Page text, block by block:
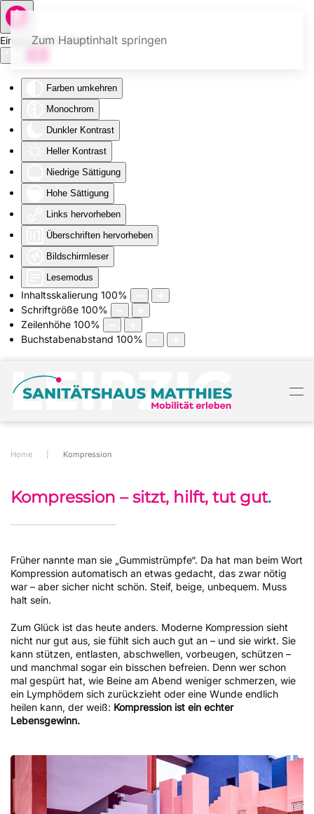
Eingabehilfen öffnen
Farben umkehren
Monochrom
Dunkler Kontrast
Heller Kontrast
Niedrige Sättigung
Hohe Sättigung
Links hervorheben
Überschriften hervorheben
Bildschirmleser
Lesemodus
Inhaltsskalierung 100%
Schriftgröße 100%
Zeilenhöhe 100%
Buchstabenabstand 100%
Zum Hauptinhalt springen
Home Kompression
Kompression – sitzt, hilft, tut gut.
Früher nannte man sie „Gummistrümpfe“. Da hat man beim Wort
Kompression automatisch an etwas gedacht, das zwar nötig
war – aber sicher nicht schön. Steif, beige, unbequem. Muss
halt sein.
Zum Glück ist das heute anders. Moderne Kompression sieht
nicht nur gut aus, sie fühlt sich auch gut an – und sie wirkt. Sie
kann stützen, entlasten, abschwellen, vorbeugen, schützen –
und manchmal sogar ein bisschen befreien. Denn wer schon
mal gespürt hat, wie Beine am Abend weniger schmerzen, wie
ein Lymphödem sich zurückzieht oder eine Wunde endlich
heilen kann, der weiß: Kompression ist ein echter
Lebensgewinn.